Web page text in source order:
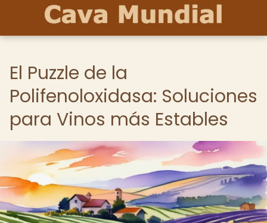
El Puzzle de la
Polifenoloxidasa: Soluciones
para Vinos más Estables